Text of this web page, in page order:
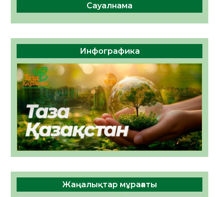
Сауалнама
Инфографика
Жаңалықтар мұрағаты